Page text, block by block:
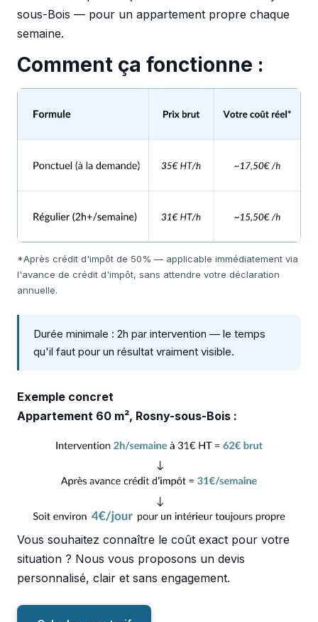
sous-Bois — pour un appartement propre chaque
semaine.
Comment ça fonctionne :
*Après crédit d'impôt de 50% — applicable immédiatement via
l'avance de crédit d'impôt, sans attendre votre déclaration
annuelle.
Durée minimale : 2h par intervention — le temps
qu'il faut pour un résultat vraiment visible.
Exemple concret
Appartement 60 m², Rosny-sous-Bois :
Vous souhaitez connaître le coût exact pour votre
situation ? Nous vous proposons un devis
personnalisé, clair et sans engagement.